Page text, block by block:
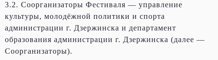
3.2. Соорганизаторы Фестиваля — управление
культуры, молодёжной политики и спорта
администрации г. Дзержинска и департамент
образования администрации г. Дзержинска (далее —
Соорганизаторы).